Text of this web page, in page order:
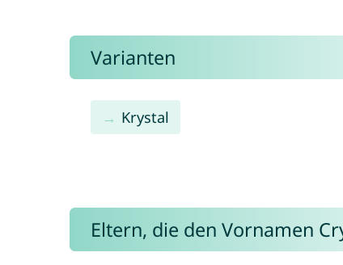
Varianten
Krystal
Eltern, die den Vornamen